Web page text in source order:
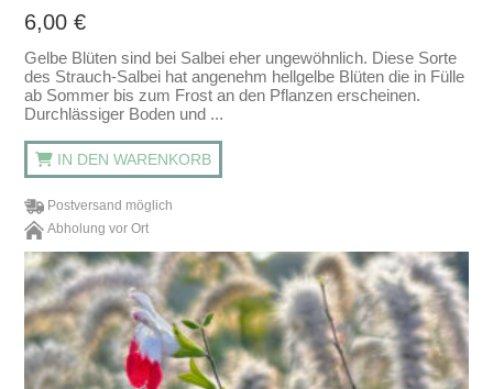
6,00€
Gelbe Blüten sind bei Salbei eher ungewöhnlich. Diese Sorte
des Strauch-Salbei hat angenehm hellgelbe Blüten die in Fülle
ab Sommer bis zum Frost an den Pflanzen erscheinen.
Durchlässiger Boden und ...
IN DEN WARENKORB
Postversand möglich
Abholung vor Ort